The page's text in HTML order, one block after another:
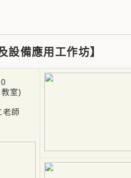
設備應用工作坊】
室)
師